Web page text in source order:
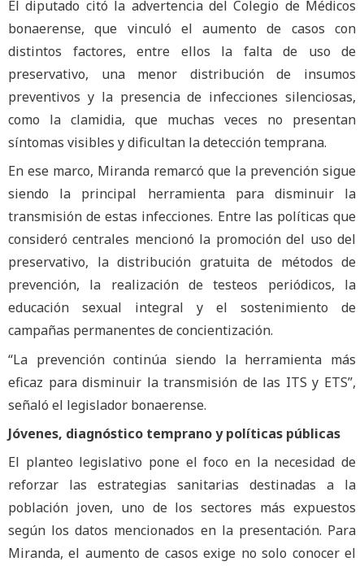
El diputado citó la advertencia del Colegio de Médicos
bonaerense, que vinculó el aumento de casos con
distintos factores, entre ellos la falta de uso de
preservativo, una menor distribución de insumos
preventivos y la presencia de infecciones silenciosas,
como la clamidia, que muchas veces no presentan
síntomas visibles y dificultan la detección temprana.
En ese marco, Miranda remarcó que la prevención sigue
siendo la principal herramienta para disminuir la
transmisión de estas infecciones. Entre las políticas que
consideró centrales mencionó la promoción del uso del
preservativo, la distribución gratuita de métodos de
prevención, la realización de testeos periódicos, la
educación sexual integral y el sostenimiento de
campañas permanentes de concientización.
“La prevención continúa siendo la herramienta más
eficaz para disminuir la transmisión de las ITS y ETS”,
señaló el legislador bonaerense.
Jóvenes, diagnóstico temprano y políticas públicas
El planteo legislativo pone el foco en la necesidad de
reforzar las estrategias sanitarias destinadas a la
población joven, uno de los sectores más expuestos
según los datos mencionados en la presentación. Para
Miranda, el aumento de casos exige no solo conocer el